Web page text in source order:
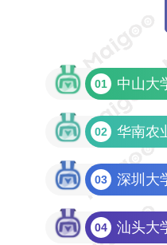
01 中山大
教育部
02 华南农
03 深圳大
04 汕头大